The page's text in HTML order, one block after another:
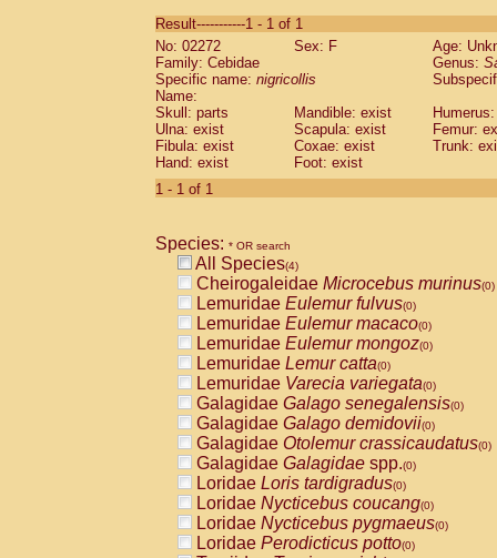
CebidaeSaguinus labiatus(0)
Cebidae Saguinus leucopus (0)
Cebidae
CebidaeSaguinus mystax
Cebidae Saguinus nigricollis (1)
Cebidae Saguinus oedipus
Cebidae Saguinus weddelli
Cebidae Saguinusspp.
Cebidae
CebidaeCebus capucinus
CebidaeCebus nigrivittatus
CebidaeCebus spp.(0)
CebidaeSaimiri boliviensis(0)
CebidaeSaimiri sciureus(0)
AtelidaeAlouatta caraya(0)
AtelidaeAlouatta fusca(0)
AtelidaeAlouatta seniculus(0)
AtelidaeAlouattaspp.(0)
AtelidaeAteles belzebuth(0)
AtelidaeAteles geoffroyi(0)
AtelidaeAteles paniscus(0)
AtelidaeAtelesspp.(0)
AtelidaeLagothrix lagothricha(0)
AtelidaeLagothrix lagothricha cana
PitheciidaeCacajao calvus
Result-----------1 - 1 of 1
No: 02272
Sex: F
Age:
Family: Cebidae
Genus:
Specific name: nigricollis
Name:
Skull: parts
Mandible: exist
Ulna: exist
Scapula: exist
Femur:
Fibula: exist
Coxae: exist
Trunk:
Hand: exist
Foot: exist
1 - 1 of 1
Species: * OR search
All Species(4)
Cheirogaleidae Microcebus murinus(0)
Lemuridae Eulemur fulvus(0)
Lemuridae Eulemur macaco(0)
Lemuridae Eulemur mongoz(0)
Lemuridae Lemur catta(0)
Lemuridae Varecia variegata(0)
Galagidae Galago senegalensis(0)
Galagidae Galago demidovii(0)
Galagidae Otolemur crassicaudatus(0)
Galagidae Galagidae spp.(0)
Loridae Loris tardigradus(0)
Loridae Nycticebus coucang(0)
Loridae Nycticebus pygmaeus(0)
Loridae Perodicticus potto(0)